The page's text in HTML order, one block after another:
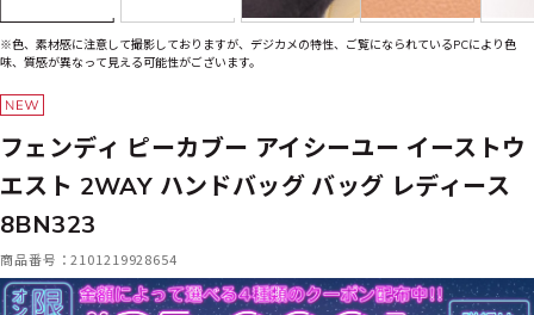
※色、素材感に注意して撮影しておりますが、デジカメの特性、ご覧になられているPCにより色
味、質感が異なって見える可能性がございます。
フェンディ ピーカブー アイシーユー イーストウ
エスト 2WAY ハンドバッグ バッグ レディース
8BN323
商品番号：2101219928654